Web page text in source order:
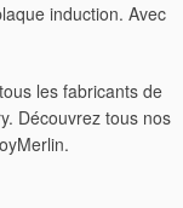
induction. Avec
les fabricants de
Découvrez tous nos